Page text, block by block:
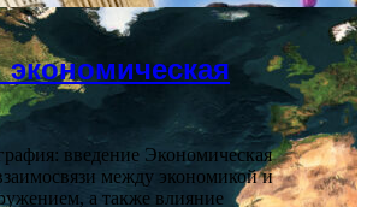
введение Экономическая
между экономикой и
а также влияние